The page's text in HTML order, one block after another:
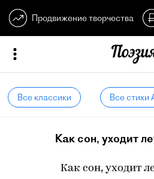
Продвижение творчества
Все классики Все стихи
Как сон, уходит
Как сон, уходит